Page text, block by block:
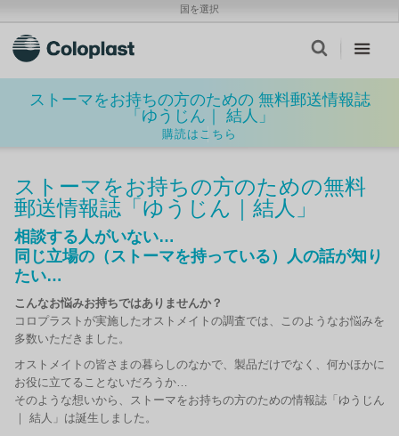
国を選択
ストーマをお持ちの方のための 無料郵送情報誌
「ゆうじん｜ 結人」
購読はこちら
ストーマをお持ちの方のための無料
郵送情報誌「ゆうじん｜結人」
相談する人がいない…
同じ立場の（ストーマを持っている）人の話が知り
たい…
こんなお悩みお持ちではありませんか？
コロプラストが実施したオストメイトの調査では、このようなお悩みを
多数いただきました。
オストメイトの皆さまの暮らしのなかで、製品だけでなく、何かほかに
お役に立てることないだろうか…
そのような想いから、ストーマをお持ちの方のための情報誌「ゆうじん
｜ 結人」は誕生しました。